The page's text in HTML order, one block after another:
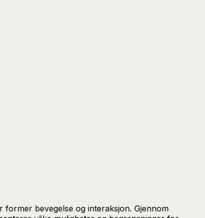
bevegelse og interaksjon. Gjennom